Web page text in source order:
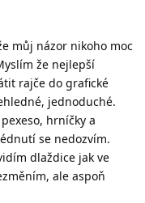
můj názor nikoho moc
že nejlepší
rajče do grafické
jednoduché.
hrníčky a
se nedozvím.
dlaždice jak ve
ale aspoň